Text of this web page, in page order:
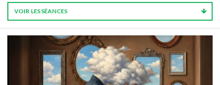
VOIR LES SÉANCES